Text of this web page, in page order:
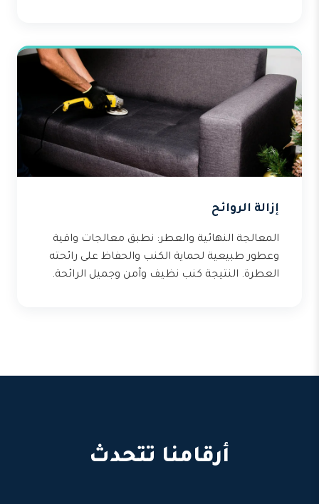
إزالة الروائح
المعالجة النهائية والعطر: نطبق معالجات واقية
وعطور طبيعية لحماية الكنب والحفاظ على رائحته
العطرة. النتيجة كنب نظيف وآمن وجميل الرائحة.
أرقامنا تتحدث